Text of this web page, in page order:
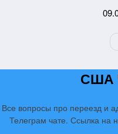
США
Все вопросы про переезд и
Телеграм чате. Ссылка на